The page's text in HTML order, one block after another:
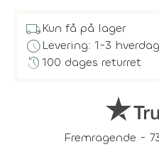
local_shippingKun få på lager
scheduleLevering: 1-3
history100 dages returret
Fremragende -